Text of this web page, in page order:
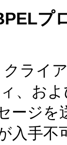
プ
ライ
、お
ージ
入手